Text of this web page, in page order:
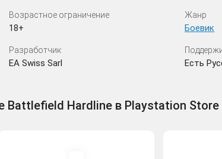
Возрастное ограничение
18+
Жанр
Боевик
Разработчик
EA Swiss Sarl Есть
Battlefield Hardline в Playstation Store